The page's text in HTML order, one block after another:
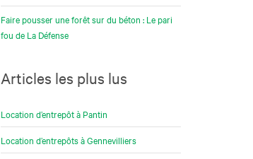
Faire pousser une forêt sur du béton : Le pari
fou de La Défense
Articles les plus lus
Location d’entrepôt à Pantin
Location d’entrepôts à Gennevilliers